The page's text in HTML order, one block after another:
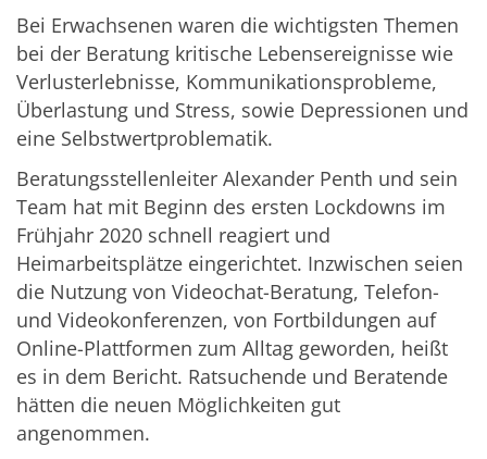
Bei Erwachsenen waren die wichtigsten Themen
bei der Beratung kritische Lebensereignisse wie
Verlusterlebnisse, Kommunikationsprobleme,
Überlastung und Stress, sowie Depressionen und
eine Selbstwertproblematik.
Beratungsstellenleiter Alexander Penth und sein
Team hat mit Beginn des ersten Lockdowns im
Frühjahr 2020 schnell reagiert und
Heimarbeitsplätze eingerichtet. Inzwischen seien
die Nutzung von Videochat-Beratung, Telefon-
und Videokonferenzen, von Fortbildungen auf
Online-Plattformen zum Alltag geworden, heißt
es in dem Bericht. Ratsuchende und Beratende
hätten die neuen Möglichkeiten gut
angenommen.